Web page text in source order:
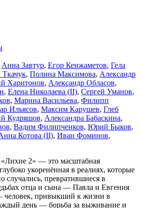
Анна Завтур, Егор Кенжаметов, Гела
Ткачук, Полина Максимова, Александр
Харитонов, Александр Обласов,
, Елена Николаева (II), Сергей Уманов,
, Марина Васильева, Филипп
Ильясов, Максим Карушев, Глеб
Кудряшов, Александра Бабаскина,
, Вадим Филипченков, Юрий Быков,
Котова (II), Иван Фоминов,
«Лихие 2» — это масштабная
укоренённая в реалиях, которые
случались, превратившиеся в
отца и сына — Павла и Евгения
привыкший к жизни в
день — борьба за выживание и